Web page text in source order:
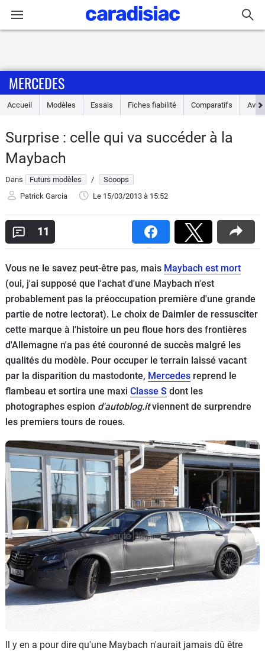
Accueil
Essais
Guide
d'achat
Electriques
Utilitaires
Flottes
Auto
Forum
Moto
Marques
MERCEDES
Accueil Modèles Essais Fiches fiabilité Comparatifs Avis
Surprise : celle qui va succéder à la
Maybach
Dans Futurs modèles /
Scoops
Patrick Garcia
Le 15/03/2013 à 15:52
11
Vous ne le savez peut-être pas, mais Maybach est mort
(oui, j'ai supposé que l'achat d'une Maybach n'est
probablement pas la préoccupation première d'une grande
partie de notre lectorat). Le choix de Daimler de ressusciter
cette marque à l'histoire un peu floue hors des frontières
d'Allemagne n'a pas été couronné de succès malgré les
qualités du modèle. Pour occuper le terrain laissé vacant
par la disparition du mastodonte, Mercedes reprend le
flambeau et sortira une maxi Classe S dont les
photographes espion d'autoblog.itviennent de surprendre
les premiers tours de roues.
Il y en a pour dire qu'une Maybach n'aurait jamais dû être